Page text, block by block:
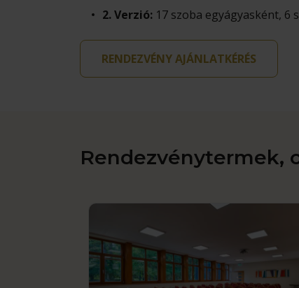
2. Verzió: 17 szoba egyágyasként, 6
RENDEZVÉNY AJÁNLATKÉRÉS
Rendezvénytermek,